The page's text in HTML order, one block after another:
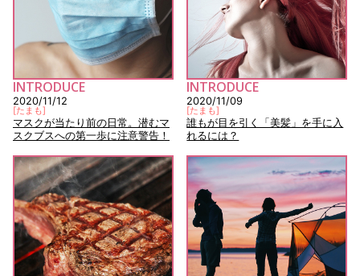
INTRODUCE
2020/11/12
[たまも]
マスクが当たり前の日常。潜むマ
スクブスへの第一歩に注意警告！
INTRODUCE
2020/11/09
[たまも]
誰もが目を引く「美髪」を手に入
れるには？